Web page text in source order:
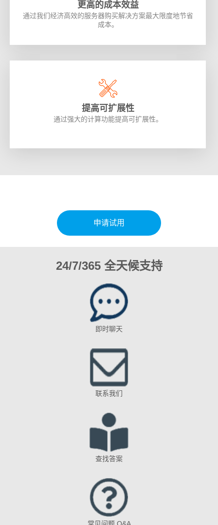
更高的成本效益
通过我们经济高效的服务器购买解决方案最大限度地节省
成本。
提高可扩展性
通过强大的计算功能提高可扩展性。
申请试用
24/7/365 全天候支持
即时聊天
联系我们
查找答案